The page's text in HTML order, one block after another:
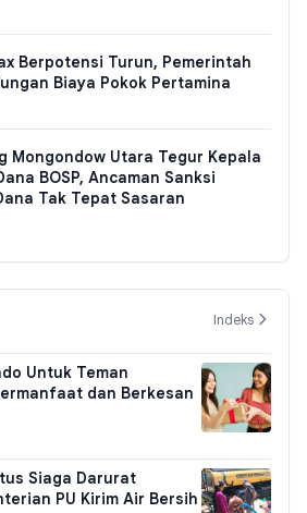
Berpotensi Turun, Pemerintah
Biaya Pokok Pertamina
Mongondow Utara Tegur Kepala
BOSP, Ancaman Sanksi
Tak Tepat Sasaran
Indeks
Untuk Teman
dan Berkesan
Siaga Darurat
PU Kirim Air Bersih